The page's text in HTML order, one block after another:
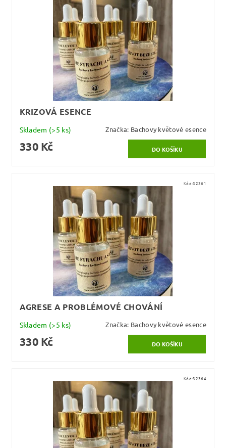
KRIZOVÁ ESENCE
Skladem (>5 ks) Značka: Bachovy květové esence
330 Kč
Kód:32361
AGRESE A PROBLÉMOVÉ CHOVÁNÍ
Skladem (>5 ks) Značka: Bachovy květové esence
330 Kč
Kód:32364